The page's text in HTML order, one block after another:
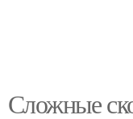
Сложные